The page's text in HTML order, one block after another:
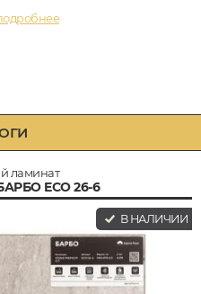
ламинат
ECO 26-6
В НАЛИЧИИ